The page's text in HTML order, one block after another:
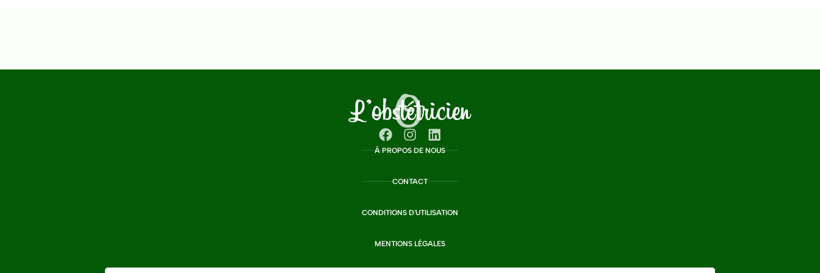
À PROPOS DE NOUS
CONTACT
CONDITIONS D'UTILISATION
MENTIONS LÉGALES